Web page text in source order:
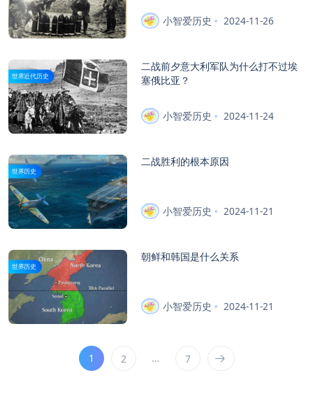
小智爱历史 2024-11-26
世界近代历史
二战前夕意大利军队为什么打不过埃
塞俄比亚？
小智爱历史 2024-11-24
世界历史
二战胜利的根本原因
小智爱历史 2024-11-21
世界历史
朝鲜和韩国是什么关系
小智爱历史 2024-11-21
1 2 … 7